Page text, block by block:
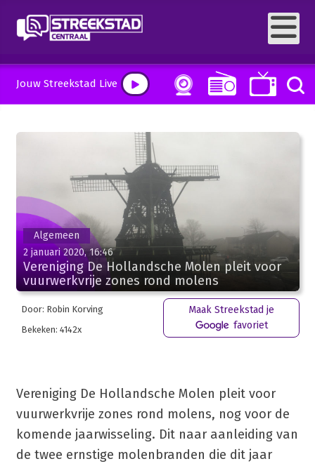
Jouw Streekstad Live
Algemeen
2 januari 2020, 16:46
Vereniging De Hollandsche Molen pleit voor
vuurwerkvrije zones rond molens
Door: Robin Korving
Bekeken: 4142x
Maak Streekstad je
favoriet
Vereniging De Hollandsche Molen pleit voor
vuurwerkvrije zones rond molens, nog voor de
komende jaarwisseling. Dit naar aanleiding van
de twee ernstige molenbranden die dit jaar